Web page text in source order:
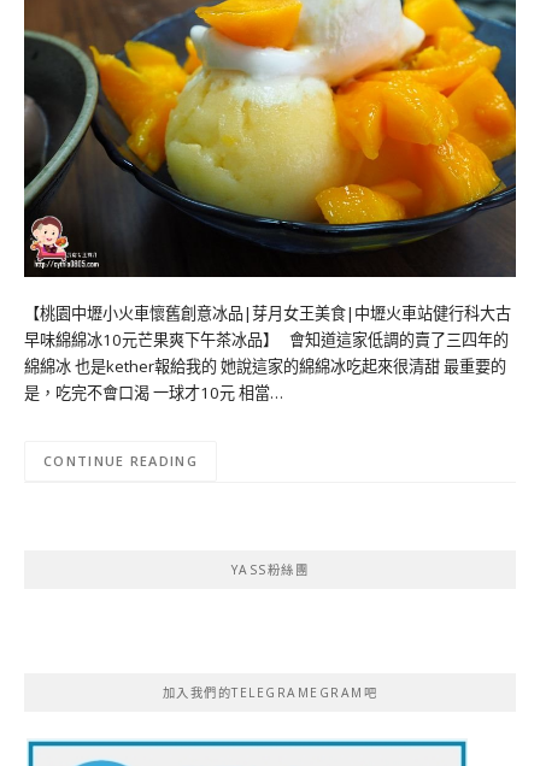
【桃園中壢小火車懷舊創意冰品|芽月女王美食|中壢火車站健行科大古
早味綿綿冰10元芒果爽下午茶冰品】 會知道這家低調的賣了三四年的
綿綿冰 也是kether報給我的 她說這家的綿綿冰吃起來很清甜 最重要的
是，吃完不會口渴 一球才10元 相當…
CONTINUE READING
YASS粉絲團
加入我們的TELEGRAMEGRAM吧